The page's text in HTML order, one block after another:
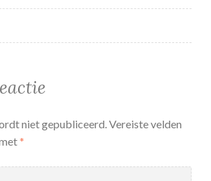
niet gepubliceerd. Vereiste velden
*